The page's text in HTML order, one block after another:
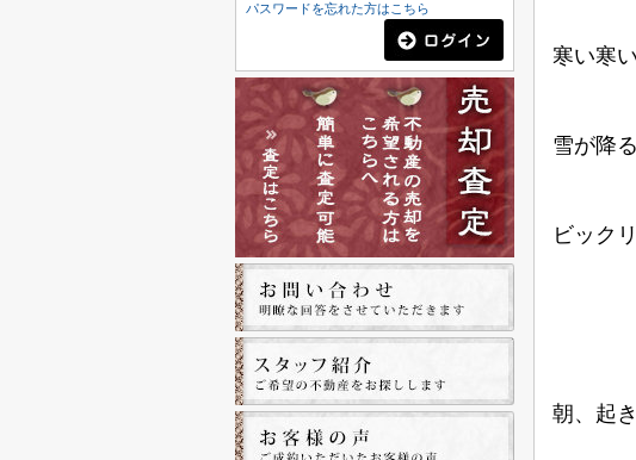
寒い寒
雪が降
ビック
朝、起き
パスワードを忘れた方はこちら